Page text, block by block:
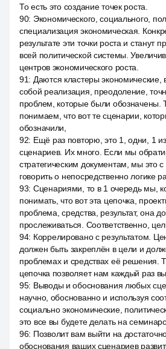
То есть это создание точек роста.
90: Экономического, социального,
специализация экономическая.
результате эти точки роста и станут
всей политической системы.
центров экономического роста.
91: Даются кластеры экономические,
собой реализация, преодоление,
проблем, которые были обозначены.
понимаем, что вот те сценарии,
обозначили,
92: Ещё раз повторю, это 1, одни, 1
сценариев. Их много. Если мы
стратегическим документам, мы это
говорить о непосредственно логике
93: Сценариями, то в 1 очередь мы,
понимать, что вот эта цепочка,
проблема, средства, результат, она
прослеживаться. Соответственно,
94: Коррелировано с результатом.
должен быть закреплён в цели и
проблемах и средствах её решения.
цепочка позволяет нам каждый раз
95: Выводы и обоснования любых
научно, обоснованно и используя
социально экономические,
это все вы будете делать на
96: Позволит вам выйти на
обоснования ваших сценариев